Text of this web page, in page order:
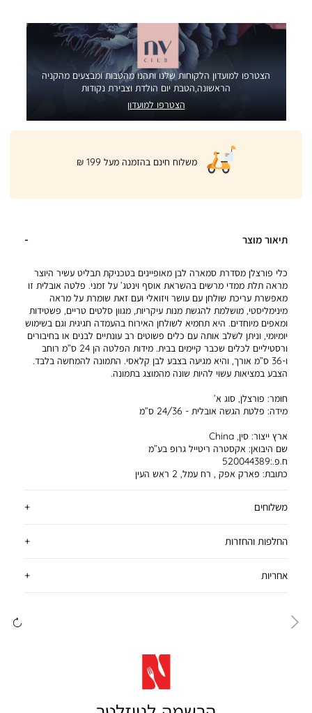
הצטרפו למועדון הלקוחות שלנו ותהנו מהטבות ומבצעים מהקניה
הראשונה,הטבת יום הולדת וצבירת נקודות
הצטרפו למועדון
|
product
page
banner
משלוח חינם בהזמנה מעל 199 ₪
תיאור מוצר
כלי פורצלן מסדרת סמארה לבן מאופיינים בטכניקת תבליט עשיר היוצר
מראה תלת ממדי מרשים בהשראת אוסף וינטג’ על זמני. פלטה אובלית זו
מאפשרת עריכת שולחן עם עושר ויזואלי ועם זאת שומרת על מראה
מינימליסטי, מושלמת להגשת מנות עיקריות, מגוון סלטים טריים, פשטידות
ומאפים מיוחדים. היא תחמיא לשולחן האירוח בהעמדה חגיגית וגם בשימוש
יומיומי, וניתן לשלב אותה עם כלים פשוטים רב עונתיים לבנים או בחיבורים
ורסטיליים לכלים שכבר קיימים בבית. מידות הפלטה הן 24 ס”מ רוחב
ו-36 ס”מ אורך, והיא מגיעה בצבע לבן קלאסי. התמונה להמחשה בלבד.
הצבע במציאות עשוי להיות שונה מהמוצג בתמונה.
חומר: פורצלן, סוג א’
מידה: פלטת הגשה אובלית - 24/36 ס”מ
ארץ ייצור: סין, China
שם היבואן: אקסטרה ריטייל גרופ בע”מ
ח.פ.:520044389
כתובת: פארק אפק , רח עמל, 2 ראש העין
משלוחים
החלפות והחזרות
אחריות